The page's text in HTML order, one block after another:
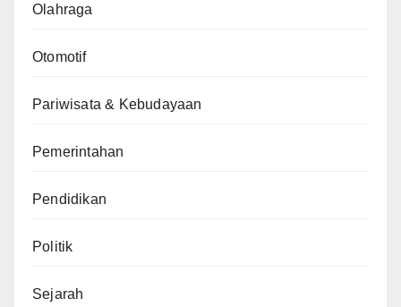
Olahraga
Otomotif
Pariwisata & Kebudayaan
Pemerintahan
Pendidikan
Politik
Sejarah